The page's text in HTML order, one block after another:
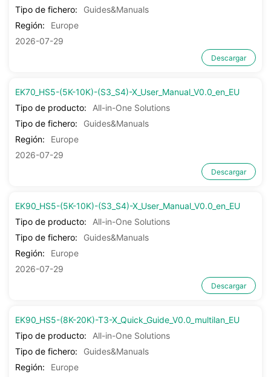
Tipo de fichero:
Guides&Manuals
Región:
Europe
2026-07-29
Descargar
EK70_HS5-(5K-10K)-(S3_S4)-X_User_Manual_V0.0_en_EU
Tipo de producto:
All-in-One Solutions
Tipo de fichero:
Guides&Manuals
Región:
Europe
2026-07-29
Descargar
EK90_HS5-(5K-10K)-(S3_S4)-X_User_Manual_V0.0_en_EU
Tipo de producto:
All-in-One Solutions
Tipo de fichero:
Guides&Manuals
Región:
Europe
2026-07-29
Descargar
EK90_HS5-(8K-20K)-T3-X_Quick_Guide_V0.0_multilan_EU
Tipo de producto:
All-in-One Solutions
Tipo de fichero:
Guides&Manuals
Región:
Europe